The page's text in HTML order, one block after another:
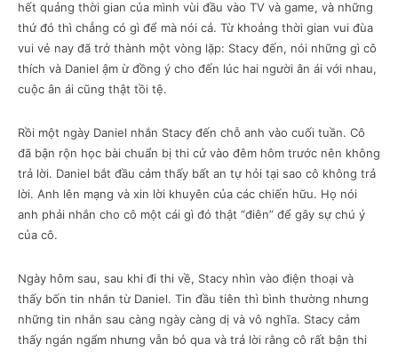
hết quảng thời gian của mình vùi đầu vào TV và game, và những
thứ đó thì chẳng có gì để mà nói cả. Từ khoảng thời gian vui đùa
vui vẻ nay đã trở thành một vòng lặp: Stacy đến, nói những gì cô
thích và Daniel ậm ừ đồng ý cho đến lúc hai người ân ái với nhau,
cuộc ân ái cũng thật tồi tệ.
Rồi một ngày Daniel nhắn Stacy đến chỗ anh vào cuối tuần. Cô
đã bận rộn học bài chuẩn bị thi cử vào đêm hôm trước nên không
trả lời. Daniel bắt đầu cảm thấy bất an tự hỏi tại sao cô không trả
lời. Anh lên mạng và xin lời khuyên của các chiến hữu. Họ nói
anh phải nhắn cho cô một cái gì đó thật “điên” để gây sự chú ý
của cô.
Ngày hôm sau, sau khi đi thi về, Stacy nhìn vào điện thoại và
thấy bốn tin nhắn từ Daniel. Tin đầu tiên thì bình thường nhưng
những tin nhắn sau càng ngày càng dị và vô nghĩa. Stacy cảm
thấy ngán ngẩm nhưng vẫn bỏ qua và trả lời rằng cô rất bận thi